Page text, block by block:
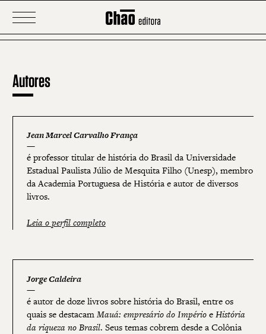
Autores
Jean Marcel Carvalho França
é professor titular de história do Brasil da Universidade
Estadual Paulista Júlio de Mesquita Filho (Unesp), membro
da Academia Portuguesa de História e autor de diversos
livros.
Leia o perfil completo
Jorge Caldeira
é autor de doze livros sobre história do Brasil, entre os
quais se destacam Mauá: empresário do Impérioe História
da riqueza no Brasil. Seus temas cobrem desde a Colônia